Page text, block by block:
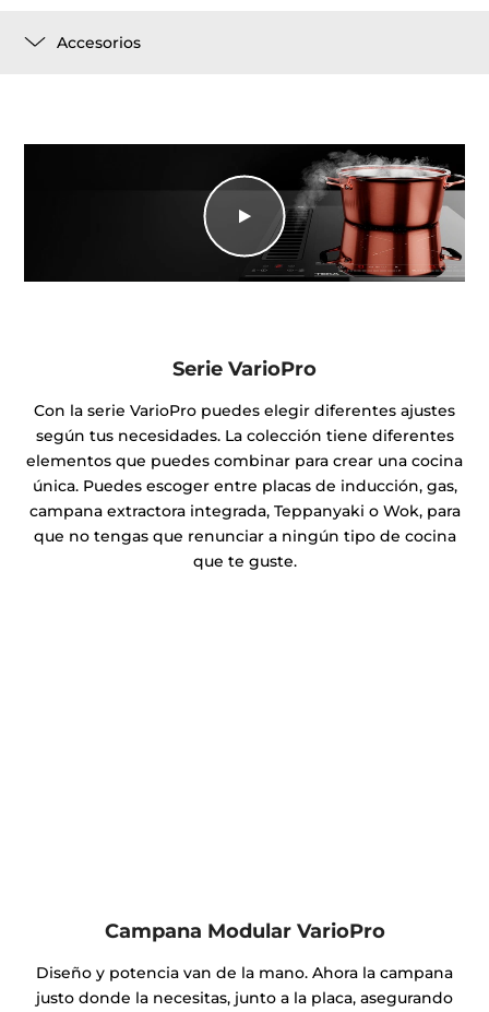
Accesorios
Serie VarioPro
Con la serie VarioPro puedes elegir diferentes ajustes
según tus necesidades. La colección tiene diferentes
elementos que puedes combinar para crear una cocina
única. Puedes escoger entre placas de inducción, gas,
campana extractora integrada, Teppanyaki o Wok, para
que no tengas que renunciar a ningún tipo de cocina
que te guste.
Campana Modular VarioPro
Diseño y potencia van de la mano. Ahora la campana
justo donde la necesitas, junto a la placa, asegurando